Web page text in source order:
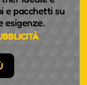
e pacchetti su
esigenze.